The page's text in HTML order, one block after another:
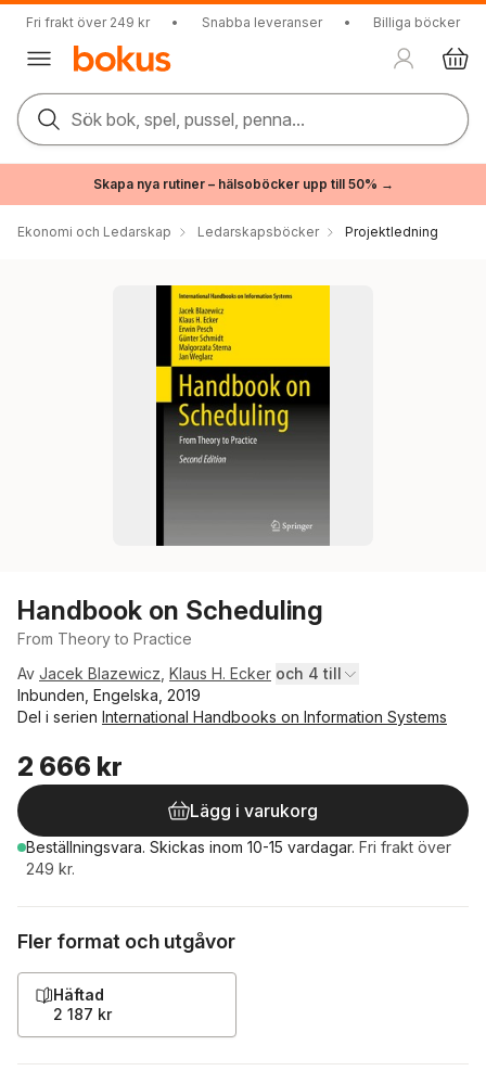
Fri frakt över 249 kr • Snabba leveranser • Billiga böcker
Sök bok, spel, pussel, penna...
Skapa nya rutiner – hälsoböcker upp till 50% →
Ekonomi och Ledarskap Ledarskapsböcker Projektledning
Handbook on Scheduling
From Theory to Practice
Av Jacek Blazewicz Klaus H. Ecker och 4 till
Inbunden, Engelska, 2019
Del i serien International Handbooks on Information Systems
2 666 kr
Lägg i varukorg
Beställningsvara. Skickas inom 10-15 vardagar. Fri frakt över
249 kr.
Fler format och utgåvor
Häftad
2 187 kr